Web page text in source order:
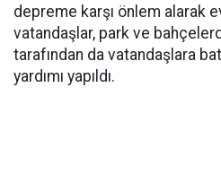
depreme karşı önlem alarak
vatandaşlar, park ve
tarafından da vatandaşlara
yardımı yapıldı.